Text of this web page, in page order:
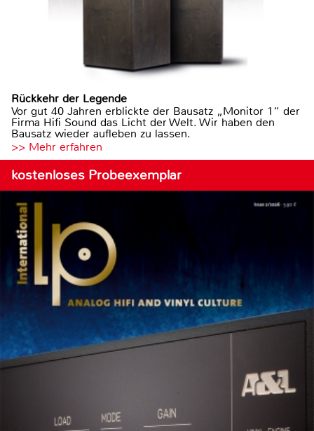
Rückkehr der Legende
Vor gut 40 Jahren erblickte der Bausatz „Monitor 1“ der
Firma Hifi Sound das Licht der Welt. Wir haben den
Bausatz wieder aufleben zu lassen.
>> Mehr erfahren
kostenloses Probeexemplar